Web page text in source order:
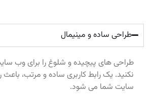
طراحی ساده و مینیمال
طراحی‌ های پیچیده و شلوغ را برای وب
نکنید. یک رابط کاربری ساده و مرتب، باعث
سایت شما می شود.